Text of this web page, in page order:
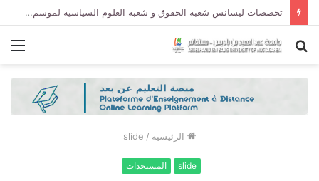
تخصصات ليسانس شعبة الحقوق و شعبة العلوم السياسية لموسم الجامعي 2027/2026
بحث
الرئيسية /
slide
slide المستجدات